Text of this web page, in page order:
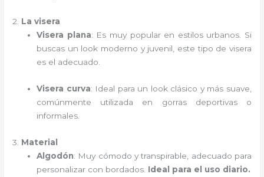
2. La visera
Visera plana: Es muy popular en estilos urbanos. Si
buscas un look moderno y juvenil, este tipo de visera
es el adecuado.
Visera curva: Ideal para un look clásico y más suave,
comúnmente utilizada en gorras deportivas o
informales.
3. Material
Algodón: Muy cómodo y transpirable, adecuado para
personalizar con bordados. Ideal para el uso diario.